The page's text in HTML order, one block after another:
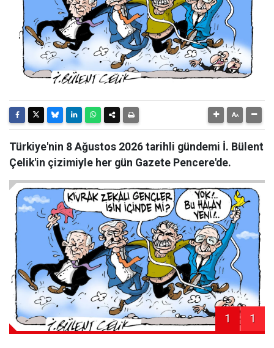
Türkiye'nin 8 Ağustos 2026 tarihli gündemi İ. Bülent
Çelik'in çizimiyle her gün Gazete Pencere'de.
1 1